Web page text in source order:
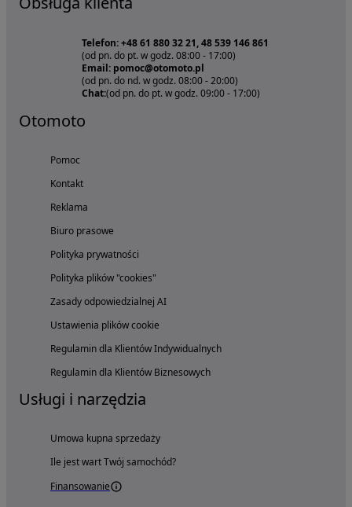
Telefon: +48 61 880 32 21, 48 539 146 861
(od pn. do pt. w godz. 08:00 - 17:00)
Email: pomoc@otomoto.pl
(od pn. do nd. w godz. 08:00 - 20:00)
Chat:(od pn. do pt. w godz. 09:00 - 17:00)
Otomoto
Pomoc
Kontakt
Reklama
Biuro prasowe
Polityka prywatności
Polityka plików "cookies"
Zasady odpowiedzialnej AI
Ustawienia plików cookie
Regulamin dla Klientów Indywidualnych
Regulamin dla Klientów Biznesowych
Usługi i narzędzia
Umowa kupna sprzedaży
Ile jest wart Twój samochód?
Finansowanie